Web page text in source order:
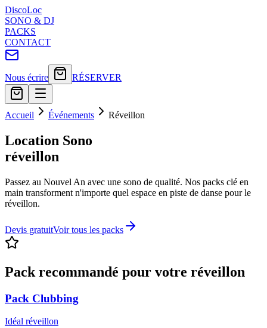
DiscoLoc
SONO & DJ
PACKS
CONTACT
Nous écrire RÉSERVER
Accueil Événements Réveillon
Location Sono
réveillon
Passez au Nouvel An avec une sono de qualité. Nos packs clé en
main transforment n'importe quel espace en piste de danse pour le
réveillon.
Devis gratuitVoir tous les packs
Pack recommandé pour votre réveillon
Pack Clubbing
Idéal réveillon